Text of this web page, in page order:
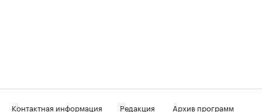
Контактная информация Редакция
Архив программ